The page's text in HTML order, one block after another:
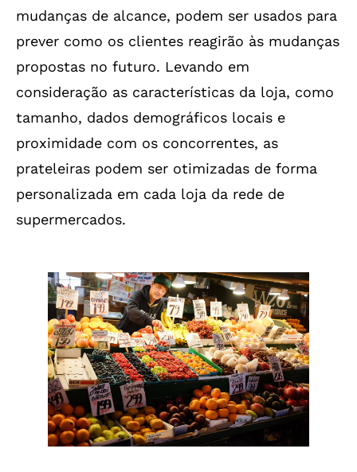
mudanças de alcance, podem ser usados para
prever como os clientes reagirão às mudanças
propostas no futuro. Levando em
consideração as características da loja, como
tamanho, dados demográficos locais e
proximidade com os concorrentes, as
prateleiras podem ser otimizadas de forma
personalizada em cada loja da rede de
supermercados.